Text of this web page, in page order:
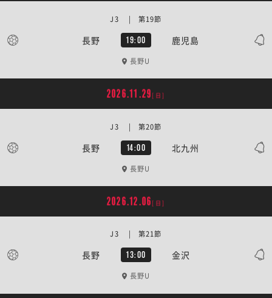
長野 19:00 鹿児島
J3 | 第19節
長野U
2026.11.29 [日]
長野 14:00 北九州
J3 | 第20節
長野U
2026.12.06 [日]
長野 13:00 金沢
J3 | 第21節
長野U